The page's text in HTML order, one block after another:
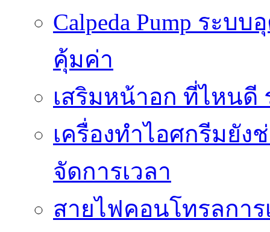
Calpeda Pump ระบ
คุ้มค่า
เสริมหน้าอก ที่ไหนดี
เครื่องทำไอศกรีมยัง
จัดการเวลา
สายไฟคอนโทรลกา